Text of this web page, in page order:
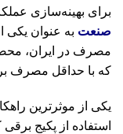
برای بهینه‌سازی
صنعت به عنوان یکی
مصرف در ایران،
که با حداقل مصرف
یکی از موثرترین
استفاده از پکیج